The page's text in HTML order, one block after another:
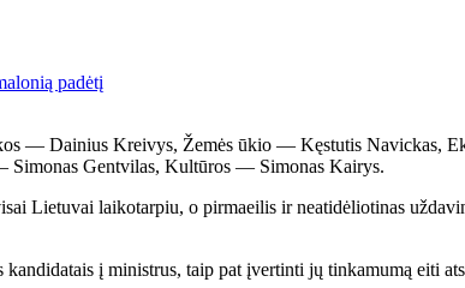
padėtį
— Dainius Kreivys, Žemės ūkio — Kęstutis Navickas,
Gentvilas, Kultūros — Simonas Kairys.
Lietuvai laikotarpiu, o pirmaeilis ir neatidėliotinas
į ministrus, taip pat įvertinti jų tinkamumą eiti